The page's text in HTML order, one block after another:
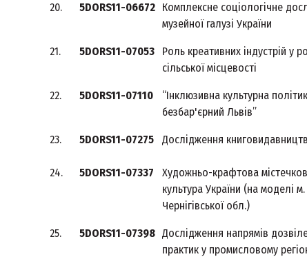
20. 5DORS11-06672 Комплексне соціологічне
музейної галузі України
21. 5DORS11-07053
Роль креативних індустрій у
сільської місцевості
22. 5DORS11-07110
“Інклюзивна культурна
безбар'єрний Львів”
23. 5DORS11-07275 Дослідження
24. 5DORS11-07337
Художньо-крафтова
культура України (на моделі
Чернігівської обл.)
25. 5DORS11-07398 Дослідження напрямів
практик у промисловому